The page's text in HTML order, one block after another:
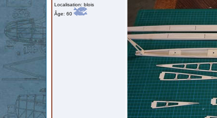
Localisation: blois
Âge: 60